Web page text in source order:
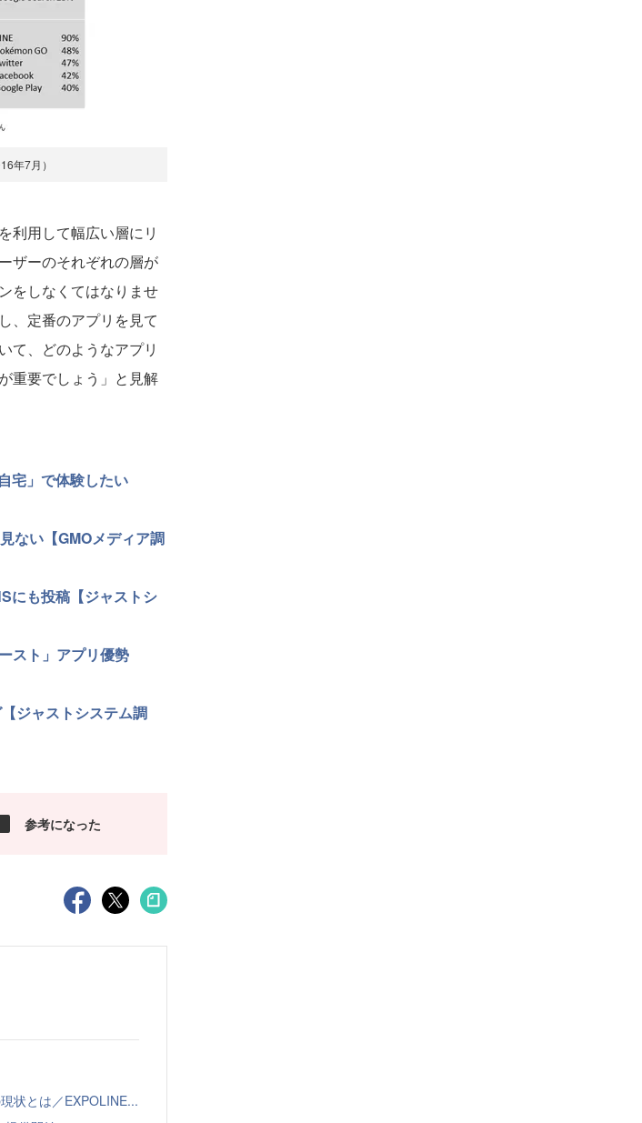
年7月）
利用して幅広い層にリ
ザーのそれぞれの層が
をしなくてはなりませ
、定番のアプリを見て
て、どのようなアプリ
重要でしょう」と見解
宅」で体験したい
ない【GMOメディア調
にも投稿【ジャストシ
スト」アプリ優勢
ジャストシステム調
参考になった
状とは／EXPOLINE...